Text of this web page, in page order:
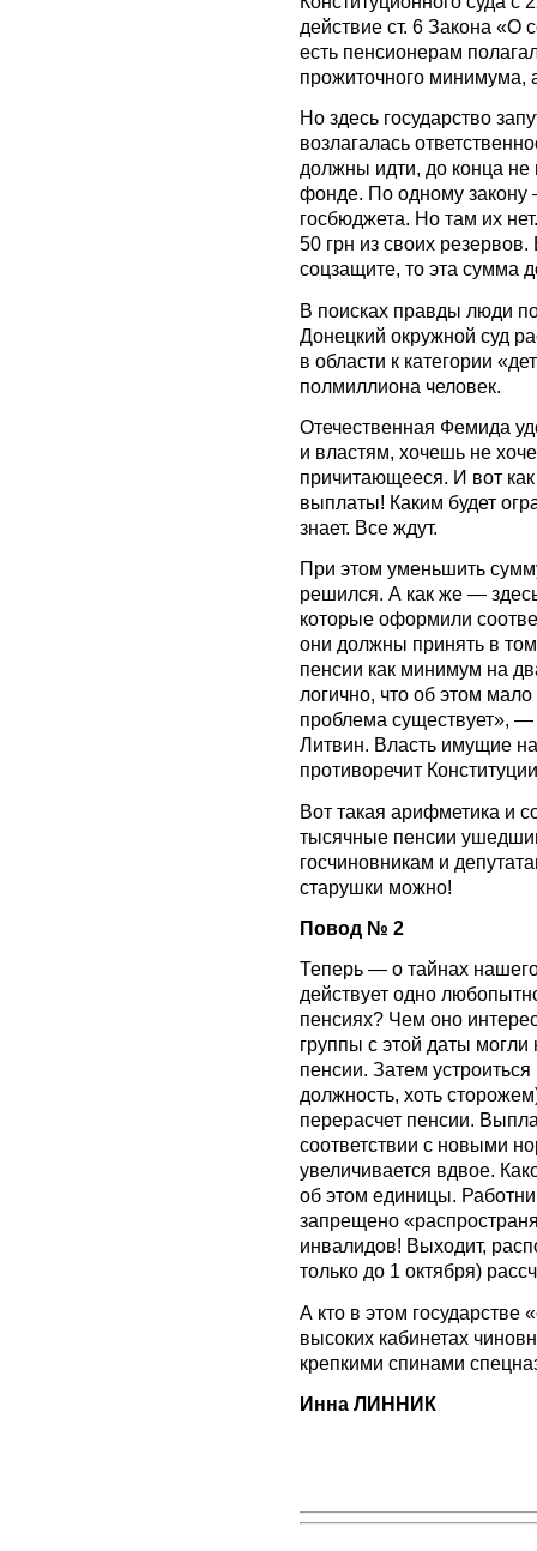
действие ст. 6 Закона «О
есть пенсионерам
прожиточного минимума,
Но здесь государство
возлагалась
должны идти, до конца
фонде. По одному закону
госбюджета. Но там их
50 грн из своих
соцзащите, то эта сумма
В поисках правды люди
Донецкий окружной суд
в области к категории
полмиллиона человек.
Отечественная Фемида
и властям, хочешь не
причитающееся. И вот
выплаты! Каким будет
знает. Все ждут.
При этом уменьшить
решился. А как же —
которые оформили
они должны принять в
пенсии как минимум на
логично, что об этом мало
проблема существует», —
Литвин. Власть имущие
противоречит
Вот такая арифметика и
тысячные пенсии
госчиновникам и
старушки можно!
Повод № 2
Теперь — о тайнах нашего
действует одно
пенсиях? Чем оно
группы с этой даты могли
пенсии. Затем
должность, хоть
перерасчет пенсии.
соответствии с новыми
увеличивается вдвое.
об этом единицы.
запрещено
инвалидов! Выходит,
только до 1 октября)
А кто в этом
высоких кабинетах
крепкими спинами
Инна ЛИННИК